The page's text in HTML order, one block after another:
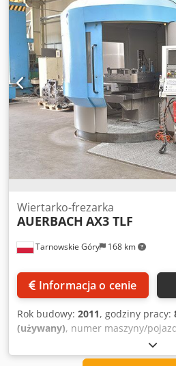
Tarnowskie Góry 168 km
Wiertarko-frezarka
AUERBACH AX3 TLF
Informacja o cenie
Rok budowy: 2011, godziny pracy:
(używany), numer maszyny/
frezerka producenta AUERBACH o
2011, w dobrym stanie. Zdjęcia,